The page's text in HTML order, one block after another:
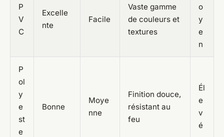
P
V
C
Excelle
nte
Facile
Vaste gamme
de couleurs et
textures
o
y
e
n
P
ol
y
e
st
e
Bonne
Moye
nne
Finition douce,
résistant au
feu
Él
e
v
é